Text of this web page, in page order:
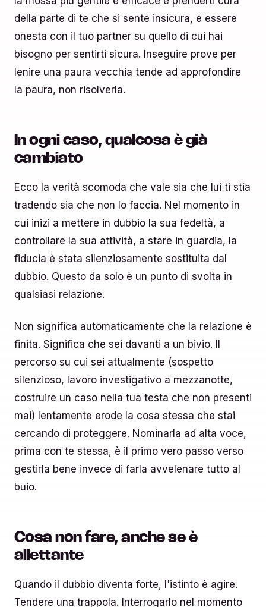
della parte di te che si sente insicura, e essere
onesta con il tuo partner su quello di cui hai
bisogno per sentirti sicura. Inseguire prove per
lenire una paura vecchia tende ad approfondire
la paura, non risolverla.
In ogni caso, qualcosa è già
cambiato
Ecco la verità scomoda che vale sia che lui ti stia
tradendo sia che non lo faccia. Nel momento in
cui inizi a mettere in dubbio la sua fedeltà, a
controllare la sua attività, a stare in guardia, la
fiducia è stata silenziosamente sostituita dal
dubbio. Questo da solo è un punto di svolta in
qualsiasi relazione.
Non significa automaticamente che la relazione è
finita. Significa che sei davanti a un bivio. Il
percorso su cui sei attualmente (sospetto
silenzioso, lavoro investigativo a mezzanotte,
costruire un caso nella tua testa che non presenti
mai) lentamente erode la cosa stessa che stai
cercando di proteggere. Nominarla ad alta voce,
prima con te stessa, è il primo vero passo verso
gestirla bene invece di farla avvelenare tutto al
buio.
Cosa non fare, anche se è
allettante
Quando il dubbio diventa forte, l'istinto è agire.
Tendere una trappola. Interrogarlo nel momento